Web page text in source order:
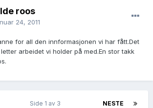
roos
24, 2011
for all den innformasjonen vi har fått.Det
arbeidet vi holder på med.En stor takk
NESTE
Side 1 av 3